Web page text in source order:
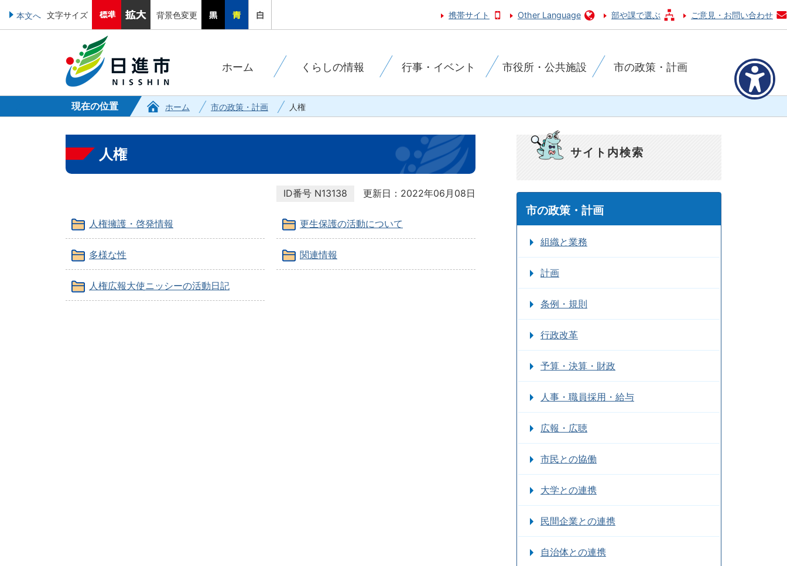
本文へ 文字サイズ 背景色変更 携帯サイト Other Language 部や課で選ぶ ご意見・お問い合わせ
ホーム くらしの情報 行事・イベント 市役所・公共施設 市の政策・計画
現在の位置 ホーム 市の政策・計画 人権
人権
ID番号 N13138 更新日：2022年06月08日
人権擁護・啓発情報 更生保護の活動について
多様な性 関連情報
人権広報大使ニッシーの活動日記
サイト内検索
市の政策・計画
組織と業務
計画
条例・規則
行政改革
予算・決算・財政
人事・職員採用・給与
広報・広聴
市民との協働
大学との連携
民間企業との連携
自治体との連携